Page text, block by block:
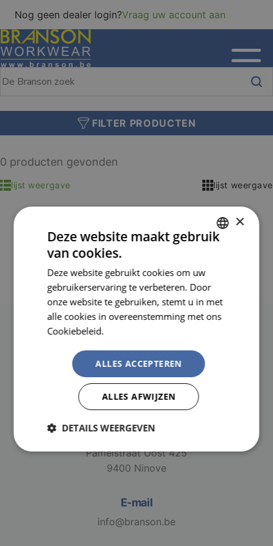
Nog geen dealer login?Vraag uw account aan
FILTER PRODUCTEN
0 producten gevonden
lijst weergave lijst weergave
Adres
Pamelstraat Oost 425
9400 Ninove
E-mail
info@branson.be
×
Deze website maakt gebruik
van cookies.
Deze website gebruikt cookies om uw
gebruikerservaring te verbeteren. Door
onze website te gebruiken, stemt u in met
alle cookies in overeenstemming met ons
Cookiebeleid.
ALLES ACCEPTEREN
ALLES AFWIJZEN
DETAILS WEERGEVEN
Strikt
noodzakelijk
Prestatie Targeting
geclassificeerd